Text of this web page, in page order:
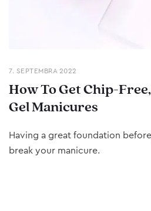
7. SEPTEMBRA 2022
How To Get Chip-
Gel Manicures
Having a great foundation
break your manicure.